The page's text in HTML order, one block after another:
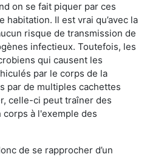
on se fait piquer par ces
Il est vrai qu’avec la
risque de transmission de
infectieux. Toutefois, les
qui causent les
par le corps de la
par de multiples cachettes
celle-ci peut traîner des
à l'exemple des
de se rapprocher d’un